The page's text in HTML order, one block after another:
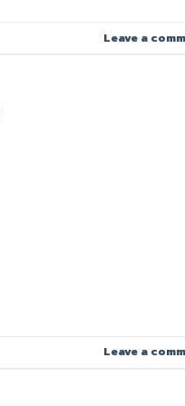
Leave a
Leave a